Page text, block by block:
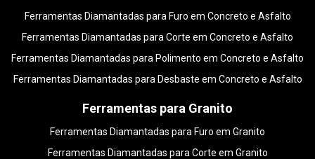
Ferramentas Diamantadas para Furo em Concreto e Asfalto
Ferramentas Diamantadas para Corte em Concreto e Asfalto
Ferramentas Diamantadas para Polimento em Concreto e Asfalto
Ferramentas Diamantadas para Desbaste em Concreto e Asfalto
Ferramentas para Granito
Ferramentas Diamantadas para Furo em Granito
Ferramentas Diamantadas para Corte em Granito